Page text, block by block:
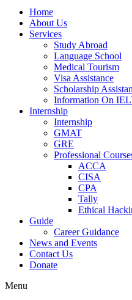
Home
About Us
Services
Study Abroad
Language School
Medical Tourism
Visa Assistance
Scholarship
Information On
Internship
Internship
GMAT
GRE
Professional
ACCA
CISA
CPA
Tally
Ethical
Guide
Career Guidance
News and Events
Contact Us
Donate
Menu